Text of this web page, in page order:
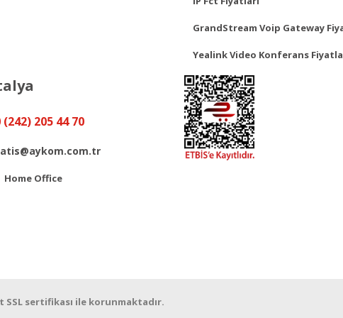
GrandStream Voip Gateway
Yealink Video Konferans
(242) 205 44 70
Home Office
SSL sertifikası ile korunmaktadır.